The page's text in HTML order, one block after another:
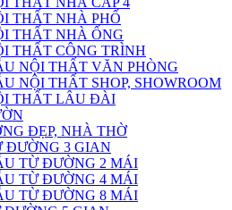
THẤT NHÀ PHỐ
THẤT NHÀ ỐNG
THẤT CÔNG TRÌNH
NỘI THẤT VĂN PHÒNG
NỘI THẤT SHOP, SHOWROOM
THẤT LÂU ĐÀI
ĐẸP, NHÀ THỜ
ĐƯỜNG 3 GIAN
TỪ ĐƯỜNG 2 MÁI
TỪ ĐƯỜNG 4 MÁI
TỪ ĐƯỜNG 8 MÁI